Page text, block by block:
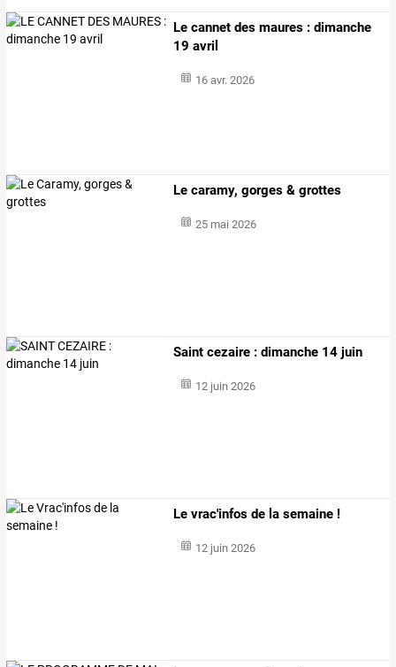
Le cannet des maures : dimanche
19 avril
16 avr. 2026
Le caramy, gorges & grottes
25 mai 2026
Saint cezaire : dimanche 14 juin
12 juin 2026
Le vrac'infos de la semaine !
12 juin 2026